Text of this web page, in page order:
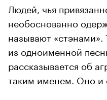
Людей, чья
необоснованно
называют
из одноименной
рассказывается об
таким именем. Оно и